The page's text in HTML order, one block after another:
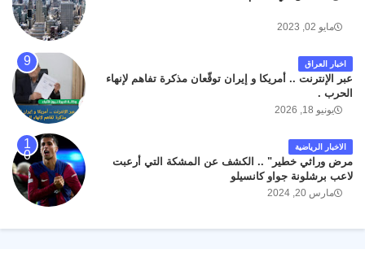
مايو 02, 2023
اخبار العراق
عبر الإنترنت .. أمريكا و إيران توقّعان مذكرة تفاهم لإنهاء
الحرب .
يونيو 18, 2026
الاخبار الرياضية
مرض وراثي خطير" .. الكشف عن المشكة التي أرعبت
لاعب برشلونة جواو كانسيلو
مارس 20, 2024